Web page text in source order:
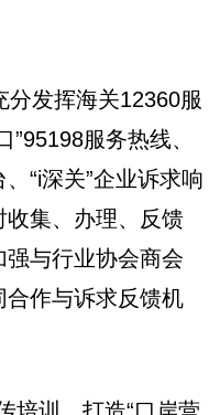
分发挥海关12360服
服务热线、
“i深关”企业诉求响
收集、办理、反馈
与行业协会商会
合作与诉求反馈机